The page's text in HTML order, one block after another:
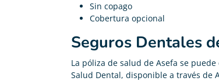
Sin copago
Cobertura opcional
Seguros Dentales
La póliza de salud de Asefa se
Salud Dental, disponible a través de
  
Me he pasado de mi antigua compañía y ahora
200€ menos en mi seguro de vida